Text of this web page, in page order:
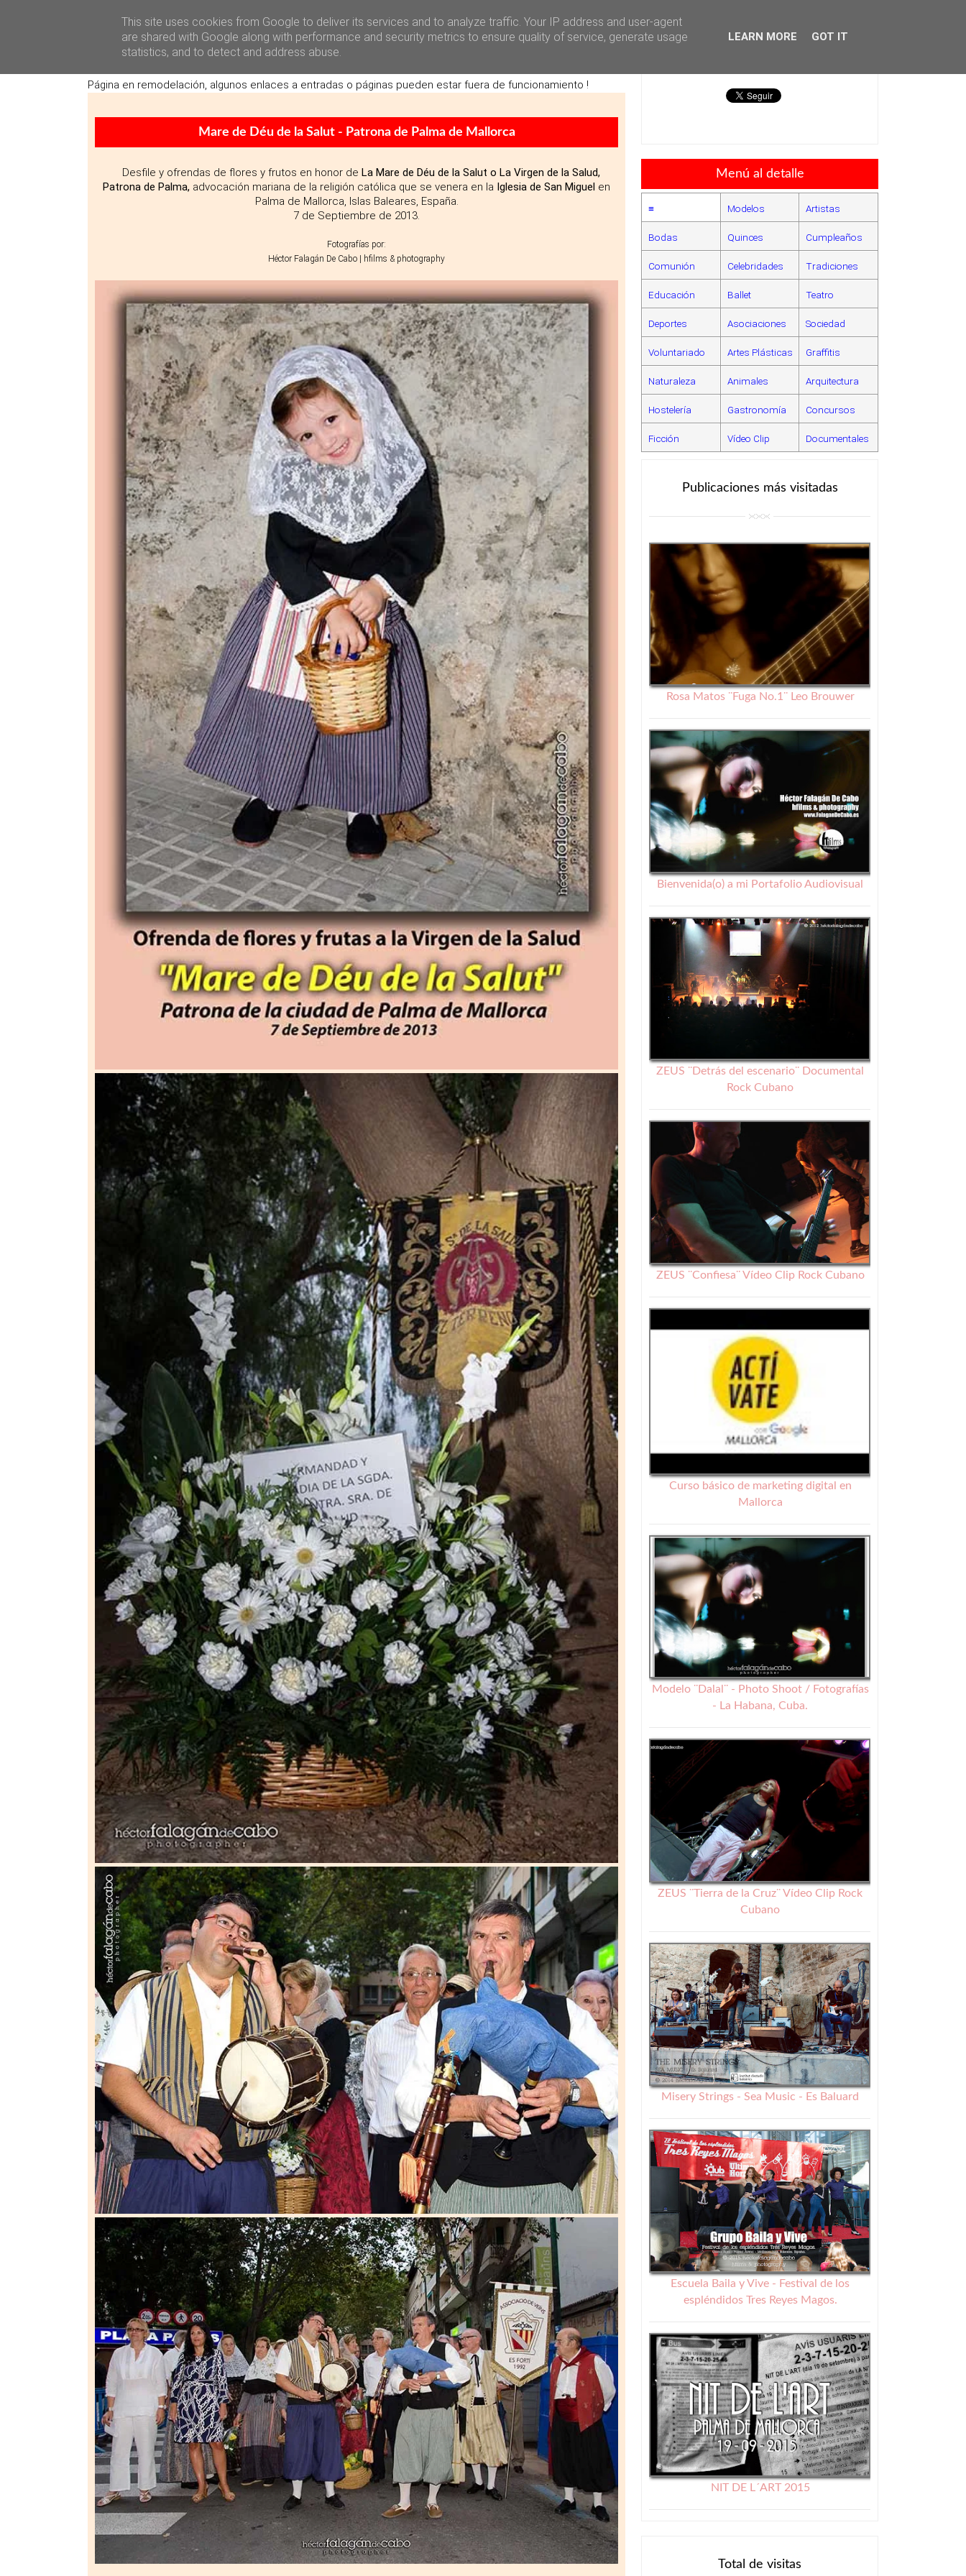
Héctor Falagán De Cabo Sobre Mi Redes Sociales Contacto
Página en remodelación
Página en remodelación, algunos enlaces a entradas o páginas pueden estar fuera de funcionamiento !
Mare de Déu de la Salut - Patrona de Palma de Mallorca
Desfile y ofrendas de flores y frutos en honor de La Mare de Déu de la Salut o La Virgen de la Salud,
Patrona de Palma, advocación mariana de la religión católica que se venera en la Iglesia de San Miguel en
Palma de Mallorca, Islas Baleares, España.
7 de Septiembre de 2013.
Fotografías por:
Héctor Falagán De Cabo | hfilms & photography
Menú al detalle
≡ Modelos Artistas
Bodas Quinces Cumpleaños
Comunión Celebridades Tradiciones
Educación Ballet Teatro
Deportes Asociaciones Sociedad
Voluntariado Artes Plásticas Graffitis
Naturaleza Animales Arquitectura
Hostelería Gastronomía Concursos
Ficción Vídeo Clip Documentales
Publicaciones más visitadas
Rosa Matos ¨Fuga No.1¨ Leo Brouwer
Bienvenida(o) a mi Portafolio Audiovisual
ZEUS ¨Detrás del escenario¨ Documental
Rock Cubano
ZEUS ¨Confiesa¨ Vídeo Clip Rock Cubano
Curso básico de marketing digital en
Mallorca
Modelo ¨Dalal¨ - Photo Shoot / Fotografías
- La Habana, Cuba.
ZEUS ¨Tierra de la Cruz¨ Vídeo Clip Rock
Cubano
Misery Strings - Sea Music - Es Baluard
Escuela Baila y Vive - Festival de los
espléndidos Tres Reyes Magos.
NIT DE L´ART 2015
Total de visitas
This site uses cookies from Google to deliver its services and to analyze traffic. Your IP address and user-agent
are shared with Google along with performance and security metrics to ensure quality of service, generate usage
statistics, and to detect and address abuse.
LEARN MORE GOT IT